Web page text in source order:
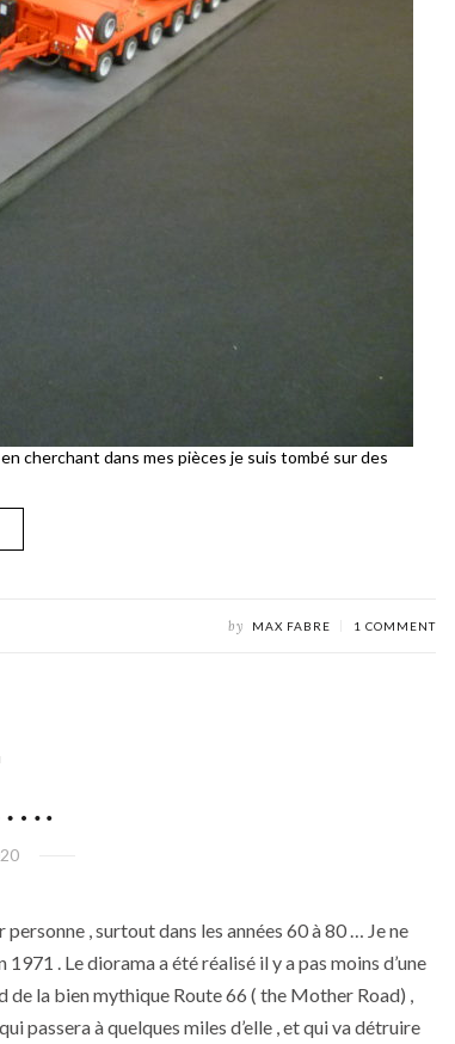
cherchant dans mes pièces je suis tombé sur des
by MAX FABRE 1 COMMENT
, surtout dans les années 60 à 80 … Je ne
. Le diorama a été réalisé il y a pas moins d’une
de la bien mythique Route 66 ( the Mother Road) ,
passera à quelques miles d’elle , et qui va détruire